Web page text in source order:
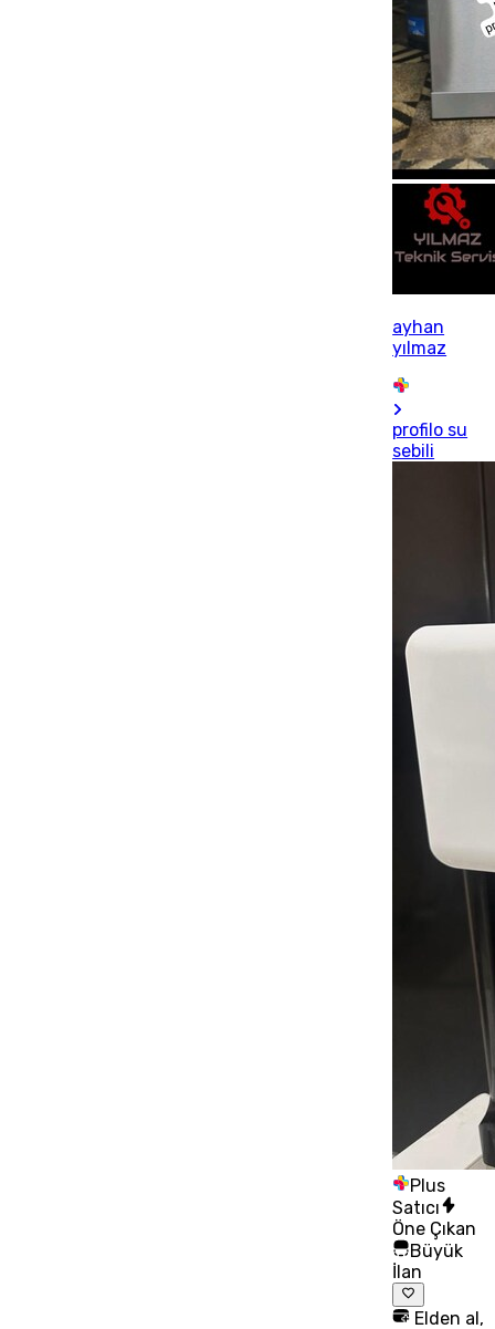
ayhan
yılmaz
profilo su
sebili
Plus
Satıcı
Öne Çıkan
Büyük
İlan
Elden al,